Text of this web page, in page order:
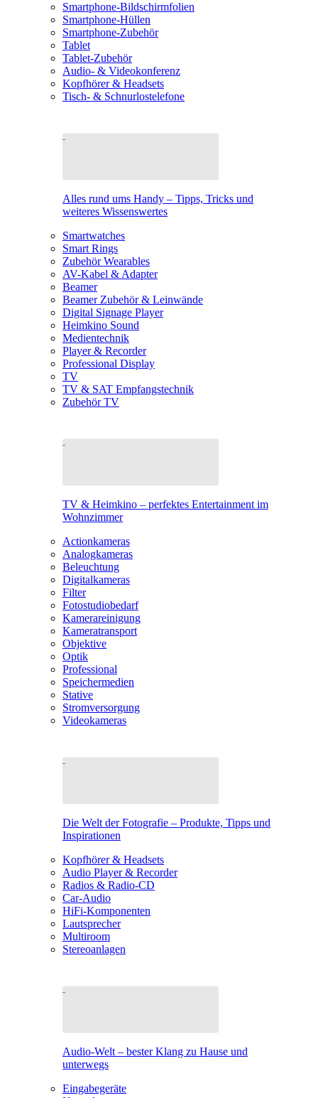
Smartphone-Bildschirmfolien
Smartphone-Hüllen
Smartphone-Zubehör
Tablet
Tablet-Zubehör
Audio- & Videokonferenz
Kopfhörer & Headsets
Tisch- & Schnurlostelefone
Alles rund ums Handy – Tipps, Tricks und
weiteres Wissenswertes
Smartwatches
Smart Rings
Zubehör Wearables
AV-Kabel & Adapter
Beamer
Beamer Zubehör & Leinwände
Digital Signage Player
Heimkino Sound
Medientechnik
Player & Recorder
Professional Display
TV
TV & SAT Empfangstechnik
Zubehör TV
TV & Heimkino – perfektes Entertainment im
Wohnzimmer
Actionkameras
Analogkameras
Beleuchtung
Digitalkameras
Filter
Fotostudiobedarf
Kamerareinigung
Kameratransport
Objektive
Optik
Professional
Speichermedien
Stative
Stromversorgung
Videokameras
Die Welt der Fotografie – Produkte, Tipps und
Inspirationen
Kopfhörer & Headsets
Audio Player & Recorder
Radios & Radio-CD
Car-Audio
HiFi-Komponenten
Lautsprecher
Multiroom
Stereoanlagen
Audio-Welt – bester Klang zu Hause und
unterwegs
Eingabegeräte